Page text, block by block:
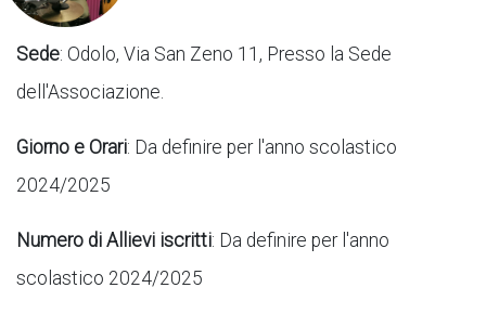
Sede: Odolo, Via San Zeno 11, Presso la Sede
dell'Associazione.
Giorno e Orari: Da definire per l'anno scolastico
2024/2025
Numero di Allievi iscritti: Da definire per l'anno
scolastico 2024/2025